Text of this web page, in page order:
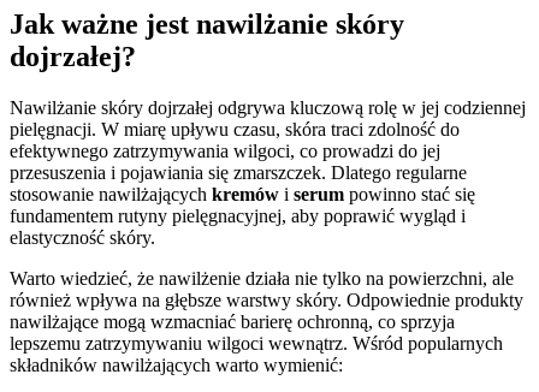
Jak ważne jest nawilżanie skóry
dojrzałej?
Nawilżanie skóry dojrzałej odgrywa kluczową rolę w jej codziennej
pielęgnacji. W miarę upływu czasu, skóra traci zdolność do
efektywnego zatrzymywania wilgoci, co prowadzi do jej
przesuszenia i pojawiania się zmarszczek. Dlatego regularne
stosowanie nawilżających kremów i serum powinno stać się
fundamentem rutyny pielęgnacyjnej, aby poprawić wygląd i
elastyczność skóry.
Warto wiedzieć, że nawilżenie działa nie tylko na powierzchni, ale
również wpływa na głębsze warstwy skóry. Odpowiednie produkty
nawilżające mogą wzmacniać barierę ochronną, co sprzyja
lepszemu zatrzymywaniu wilgoci wewnątrz. Wśród popularnych
składników nawilżających warto wymienić: